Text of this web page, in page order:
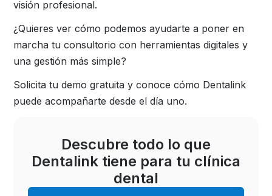
visión profesional.
¿Quieres ver cómo podemos ayudarte a poner en
marcha tu consultorio con herramientas digitales y
una gestión más simple?
Solicita tu demo gratuita y conoce cómo Dentalink
puede acompañarte desde el día uno.
Descubre todo lo que
Dentalink tiene para tu clínica
dental